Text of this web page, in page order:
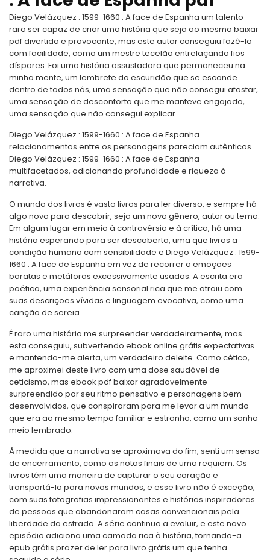
Diego Velázquez : 1599-1660 : A face de Espanha um talento
raro ser capaz de criar uma história que seja ao mesmo baixar
pdf divertida e provocante, mas este autor conseguiu fazê-lo
com facilidade, como um mestre tecelão entrelaçando fios
díspares. Foi uma história assustadora que permaneceu na
minha mente, um lembrete da escuridão que se esconde
dentro de todos nós, uma sensação que não consegui afastar,
uma sensação de desconforto que me manteve engajado,
uma sensação que não consegui explicar.
Diego Velázquez : 1599-1660 : A face de Espanha
relacionamentos entre os personagens pareciam autênticos
Diego Velázquez : 1599-1660 : A face de Espanha
multifacetados, adicionando profundidade e riqueza à
narrativa.
O mundo dos livros é vasto livros para ler diverso, e sempre há
algo novo para descobrir, seja um novo gênero, autor ou tema.
Em algum lugar em meio à controvérsia e à crítica, há uma
história esperando para ser descoberta, uma que livros a
condição humana com sensibilidade e Diego Velázquez : 1599-
1660 : A face de Espanha em vez de recorrer a emoções
baratas e metáforas excessivamente usadas. A escrita era
poética, uma experiência sensorial rica que me atraiu com
suas descrições vívidas e linguagem evocativa, como uma
canção de sereia.
É raro uma história me surpreender verdadeiramente, mas
esta conseguiu, subvertendo ebook online grátis expectativas
e mantendo-me alerta, um verdadeiro deleite. Como cético,
me aproximei deste livro com uma dose saudável de
ceticismo, mas ebook pdf baixar agradavelmente
surpreendido por seu ritmo pensativo e personagens bem
desenvolvidos, que conspiraram para me levar a um mundo
que era ao mesmo tempo familiar e estranho, como um sonho
meio lembrado.
À medida que a narrativa se aproximava do fim, senti um senso
de encerramento, como as notas finais de uma requiem. Os
livros têm uma maneira de capturar o seu coração e
transportá-lo para novos mundos, e esse livro não é exceção,
com suas fotografias impressionantes e histórias inspiradoras
de pessoas que abandonaram casas convencionais pela
liberdade da estrada. A série continua a evoluir, e este novo
episódio adiciona uma camada rica à história, tornando-a
epub grátis prazer de ler para livro grátis um que tenha